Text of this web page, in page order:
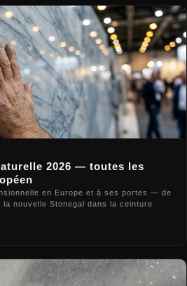
2026 — toutes les
en Europe et à ses portes — de
la nouvelle Stonegal dans la ceinture